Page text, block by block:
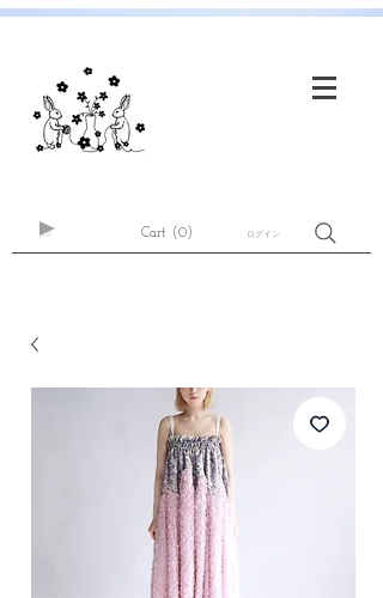
Cart (0) ログイン